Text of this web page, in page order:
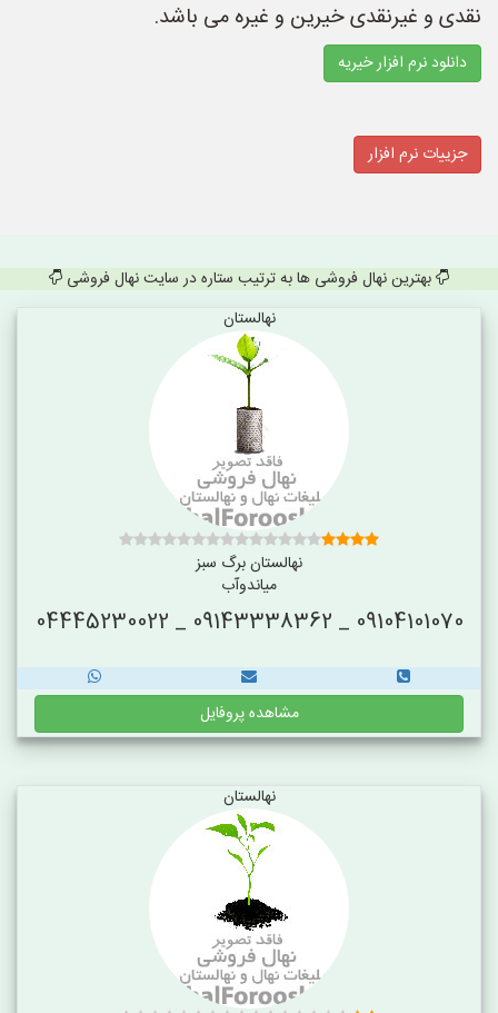
نقدی و غیرنقدی خیرین و غیره می باشد.
دانلود نرم افزار خیریه
جزییات نرم افزار
بهترین نهال فروشی ها به ترتیب ستاره در سایت نهال فروشی
نهالستان
نهالستان برگ سبز
میاندوآب
09104101070 _ 09143338362 _ 04445230022
مشاهده پروفایل
نهالستان